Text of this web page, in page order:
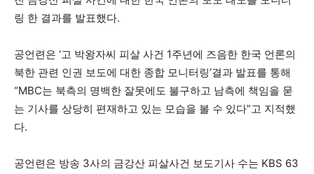
링 한 결과를 발표했다.
공언련은 ‘고 박왕자씨 피살 사건 1주년에 즈음한 한국 언론의
북한 관련 인권 보도에 대한 종합 모니터링’결과 발표를 통해
“MBC는 북측의 명백한 잘못에도 불구하고 남측에 책임을 묻
는 기사를 상당히 편재하고 있는 모습을 볼 수 있다”고 지적했
다.
공언련은 방송 3사의 금강산 피살사건 보도기사 수는 KBS 63